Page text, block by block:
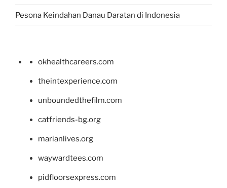
Pesona Keindahan Danau Daratan di Indonesia
okhealthcareers.com
theintexperience.com
unboundedthefilm.com
catfriends-bg.org
marianlives.org
waywardtees.com
pidfloorsexpress.com